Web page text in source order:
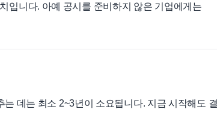
입니다. 아예 공시를 준비하지 않은 기업에게는
데는 최소 2~3년이 소요됩니다. 지금 시작해도